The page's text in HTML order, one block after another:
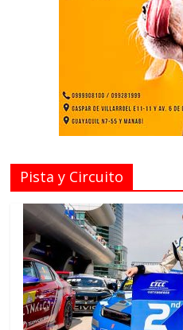
Pista y Circuito